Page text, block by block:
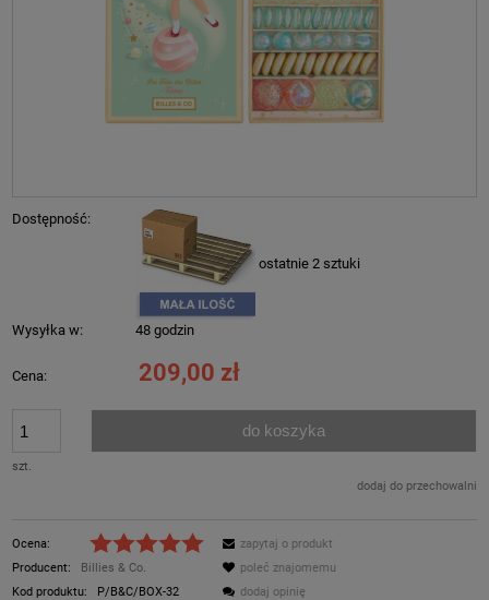
Dostępność:
ostatnie 2 sztuki
Wysyłka w: 48 godzin
Cena: 209,00 zł
szt.
do koszyka
dodaj do przechowalni
Ocena:
Producent:
Billies & Co.
Kod produktu:
P/B&C/BOX-32
zapytaj o produkt
poleć znajomemu
dodaj opinię